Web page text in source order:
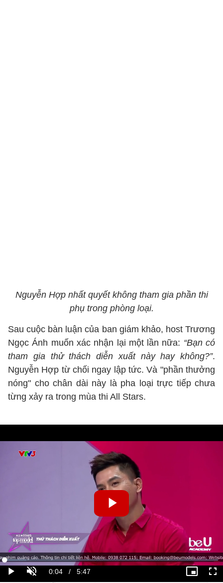
Nguyễn Hợp nhất quyết không tham gia phần thi
phụ trong phòng loại.
Sau cuộc bàn luận của ban giám khảo, host Trương
Ngọc Ánh muốn xác nhận lại một lần nữa: “Bạn có
tham gia thử thách diễn xuất này hay không?”.
Nguyễn Hợp từ chối ngay lập tức. Và "phần thưởng
nóng" cho chân dài này là pha loại trực tiếp chưa
từng xảy ra trong mùa thi All Stars.